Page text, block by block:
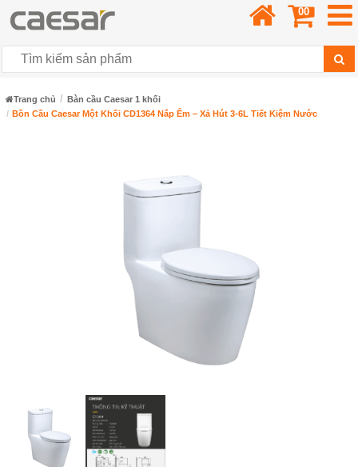
00
Trang chủ
Bàn cầu Caesar 1 khối
Bồn Cầu Caesar Một Khối CD1364 Nắp Êm – Xả Hút 3-6L Tiết Kiệm Nước